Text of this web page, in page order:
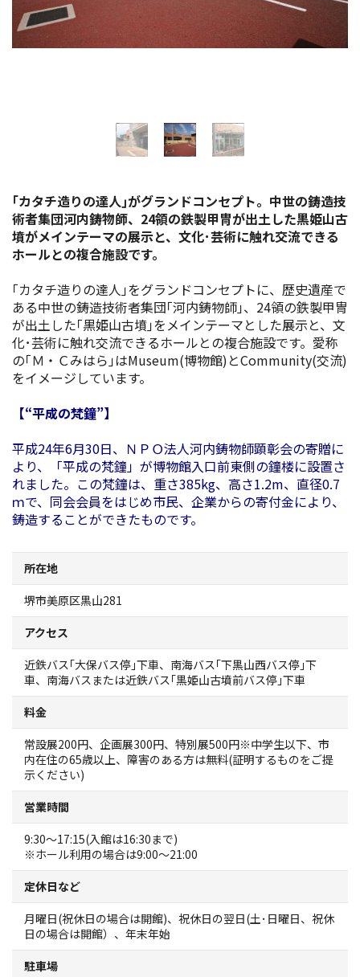
サイクリングさかい
堺観光レンタサイクル
体験プラン・ツアー
開花情報
NEWS
お問い合わせ
堺ナビ
ようこそ堺へ！
地図から探す
観光案内所
観光パンフレット
堺おもてなしチケット
お役立ち情報紹介
堺観光タクシー
交通・アクセス
堺観光コンベンション協会について
協会について
協会からのお知らせ
｢カタチ造りの達人｣がグランドコンセプト。中世の鋳造技
術者集団河内鋳物師、24領の鉄製甲冑が出土した黒姫山古
墳がメインテーマの展示と、文化･芸術に触れ交流できる
ホールとの複合施設です。
｢カタチ造りの達人｣をグランドコンセプトに、歴史遺産で
ある中世の鋳造技術者集団｢河内鋳物師｣、24領の鉄製甲冑
が出土した｢黒姫山古墳｣をメインテーマとした展示と、文
化･芸術に触れ交流できるホールとの複合施設です。愛称
の｢Ｍ・Ｃみはら｣はMuseum(博物館)とCommunity(交流)
をイメージしています。
【“平成の梵鐘”】
平成24年6月30日、ＮＰＯ法人河内鋳物師顕彰会の寄贈に
より、「平成の梵鐘」が博物館入口前東側の鐘楼に設置さ
れました。この梵鐘は、重さ385kg、高さ1.2m、直径0.7
ｍで、同会会員をはじめ市民、企業からの寄付金により、
鋳造することができたものです。
所在地
堺市美原区黒山281
アクセス
近鉄バス｢大保バス停｣下車、南海バス｢下黒山西バス停｣下
車、南海バスまたは近鉄バス｢黒姫山古墳前バス停｣下車
料金
常設展200円、企画展300円、特別展500円※中学生以下、市
内在住の65歳以上、障害のある方は無料(証明するものをご提
示ください)
営業時間
9:30～17:15(入館は16:30まで)
※ホール利用の場合は9:00～21:00
定休日など
月曜日(祝休日の場合は開館)、祝休日の翌日(土･日曜日、祝休
日の場合は開館）、年末年始
駐車場